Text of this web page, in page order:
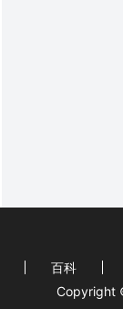
百科
Copyright